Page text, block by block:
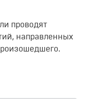
проводят
направленных